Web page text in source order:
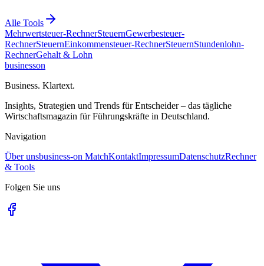
Alle Tools
Mehrwertsteuer-RechnerSteuernGewerbesteuer-
RechnerSteuernEinkommensteuer-RechnerSteuernStundenlohn-
RechnerGehalt & Lohn
businesson
Business. Klartext.
Insights, Strategien und Trends für Entscheider – das tägliche
Wirtschaftsmagazin für Führungskräfte in Deutschland.
Navigation
Über unsbusiness-on MatchKontaktImpressumDatenschutzRechner
& Tools
Folgen Sie uns